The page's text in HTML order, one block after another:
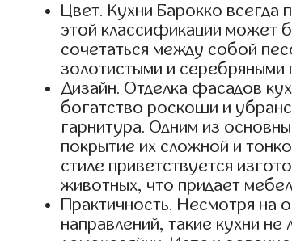
Цвет. Кухни Барокко всегда
этой классификации может
сочетаться между собой
золотистыми и серебряными
Дизайн. Отделка фасадов
богатство роскоши и
гарнитура. Одним из
покрытие их сложной и
стиле приветствуется
животных, что придает
Практичность. Несмотря на
направлений, такие кухни